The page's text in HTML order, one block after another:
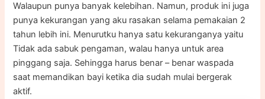
Walaupun punya banyak kelebihan. Namun, produk ini juga
punya kekurangan yang aku rasakan selama pemakaian 2
tahun lebih ini. Menurutku hanya satu kekuranganya yaitu
Tidak ada sabuk pengaman, walau hanya untuk area
pinggang saja. Sehingga harus benar – benar waspada
saat memandikan bayi ketika dia sudah mulai bergerak
aktif.